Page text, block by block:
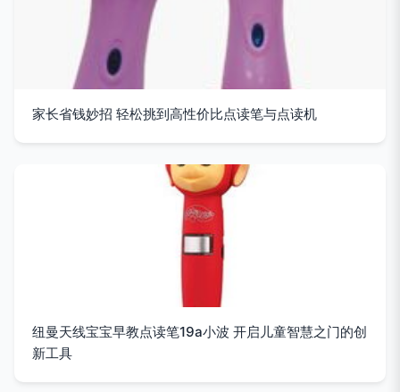
家长省钱妙招 轻松挑到高性价比点读笔与点读机
纽曼天线宝宝早教点读笔19a小波 开启儿童智慧之门的创
新工具